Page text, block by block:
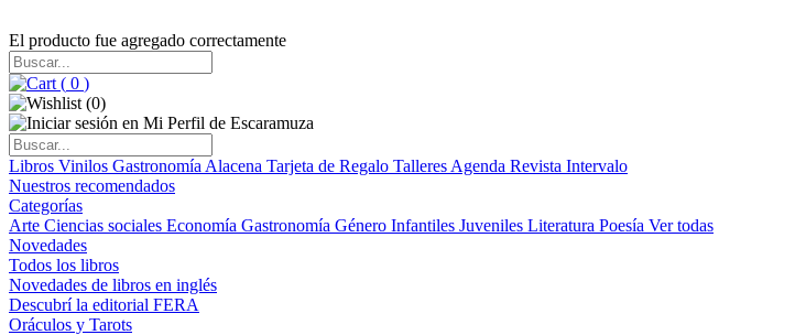
El producto fue agregado correctamente
( 0 )
(0)
Libros Vinilos Gastronomía Alacena Tarjeta de Regalo Talleres Agenda Revista Intervalo
Nuestros recomendados
Categorías
Arte Ciencias sociales Economía Gastronomía Género Infantiles Juveniles Literatura Poesía Ver todas
Novedades
Todos los libros
Novedades de libros en inglés
Descubrí la editorial FERA
Oráculos y Tarots